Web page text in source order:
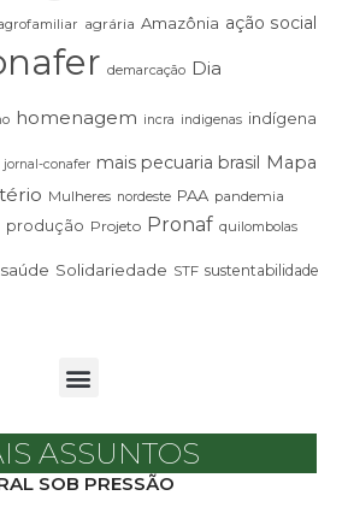
agrária Amazônia ação social
demarcação Dia
homenagem incra indigenas indígena
jornal-conafer mais pecuaria brasil Mapa
Mulheres nordeste PAA pandemia
produção Projeto Pronaf quilombolas
saúde Solidariedade STF sustentabilidade
ASSUNTOS
SOB PRESSÃO